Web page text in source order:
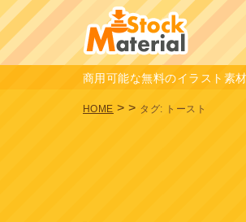
商用可能な無料のイラスト素
HOME >> タグ: トースト